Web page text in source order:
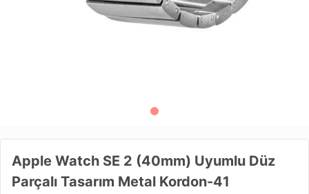
Apple Watch SE 2 (40mm) Uyumlu Düz
Parçalı Tasarım Metal Kordon-41